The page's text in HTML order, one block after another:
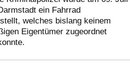
ein Fahrrad
welches bislang keinem
Eigentümer zugeordnet